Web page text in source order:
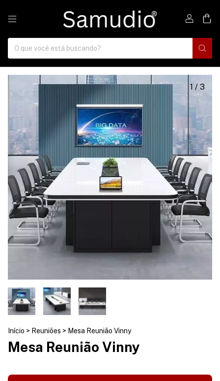
1 / 3
Início > Reuniões > Mesa Reunião Vinny
Mesa Reunião Vinny